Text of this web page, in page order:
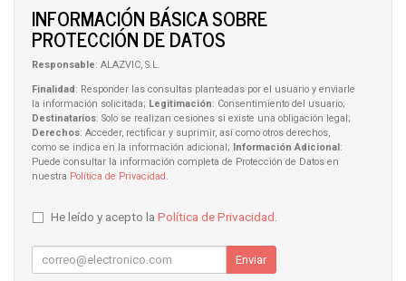
INFORMACIÓN BÁSICA SOBRE
PROTECCIÓN DE DATOS
Responsable: ALAZVIC, S.L.
Finalidad: Responder las consultas planteadas por el usuario y enviarle
la información solicitada; Legitimación: Consentimiento del usuario;
Destinatarios: Solo se realizan cesiones si existe una obligación legal;
Derechos: Acceder, rectificar y suprimir, así como otros derechos,
como se indica en la información adicional; Información Adicional:
Puede consultar la información completa de Protección de Datos en
nuestra Política de Privacidad.
He leído y acepto la Política de Privacidad.
Enviar